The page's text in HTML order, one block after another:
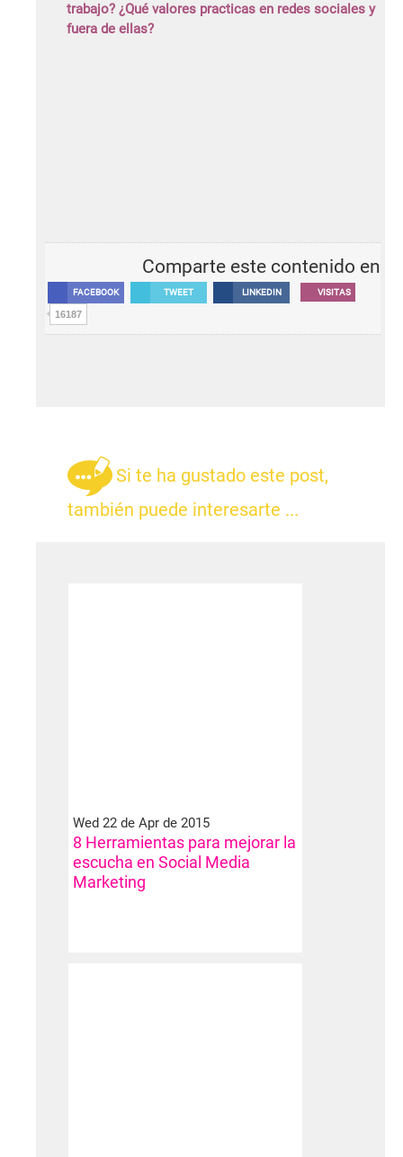
trabajo? ¿Qué valores practicas en redes sociales y
fuera de ellas?
Comparte este contenido en
FACEBOOK TWEET LINKEDIN VISITAS
16187
Si te ha gustado este post,
también puede interesarte ...
Wed 22 de Apr de 2015
8 Herramientas para mejorar la
escucha en Social Media
Marketing